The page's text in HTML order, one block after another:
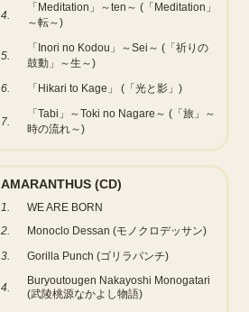
4.
「Meditation」～ten～ (「Meditation」
～転～)
5.
「Inori no Kodou」～Sei～ (「祈りの
鼓動」～生～)
6.
「Hikari to Kage」 (「光と影」)
7.
「Tabi」～Toki no Nagare～ (「旅」～
時の流れ～)
AMARANTHUS (CD)
1.
WE ARE BORN
2.
Monoclo Dessan (モノクロデッサン)
3.
Gorilla Punch (ゴリラパンチ)
4.
Buryoutougen Nakayoshi Monogatari
(武陵桃源なかよし物語)